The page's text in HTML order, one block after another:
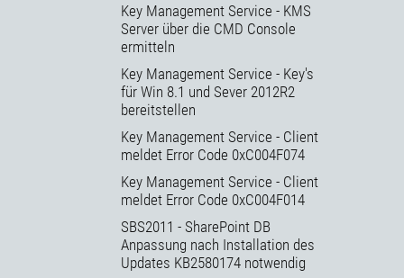
Key Management Service - KMS
Server über die CMD Console
ermitteln
Key Management Service - Key's
für Win 8.1 und Sever 2012R2
bereitstellen
Key Management Service - Client
meldet Error Code 0xC004F074
Key Management Service - Client
meldet Error Code 0xC004F014
SBS2011 - SharePoint DB
Anpassung nach Installation des
Updates KB2580174 notwendig